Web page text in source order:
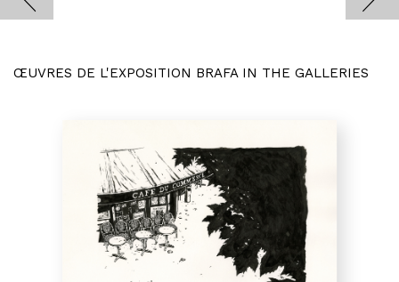
ŒUVRES DE L'EXPOSITION BRAFA IN THE GALLERIES